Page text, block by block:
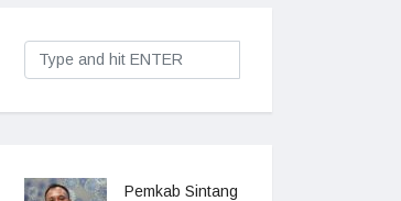
Pemkab Sintang